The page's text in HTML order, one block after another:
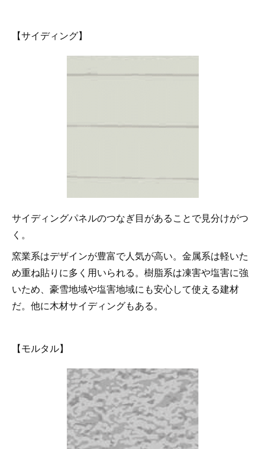
【サイディング】
サイディングパネルのつなぎ目があることで見分けがつ
く。
窯業系はデザインが豊富で人気が高い。金属系は軽いた
め重ね貼りに多く用いられる。樹脂系は凍害や塩害に強
いため、豪雪地域や塩害地域にも安心して使える建材
だ。他に木材サイディングもある。
【モルタル】